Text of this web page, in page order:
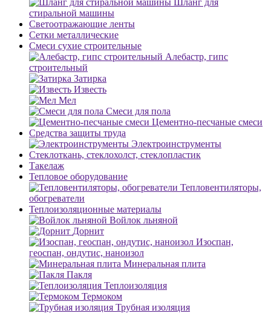
Шланг для
стиральной машины
Светоотражающие ленты
Сетки металлические
Смеси сухие строительные
Алебастр, гипс
строительный
Затирка
Известь
Мел
Смеси для пола
Цементно-песчаные смеси
Средства защиты труда
Электроинструменты
Стеклоткань, стеклохолст, стеклопластик
Такелаж
Тепловое оборудование
Тепловентиляторы,
обогреватели
Теплоизоляционные материалы
Войлок льняной
Дорнит
Изоспан,
геоспан, ондутис, наноизол
Минеральная плита
Пакля
Теплоизоляция
Термоком
Трубная изоляция